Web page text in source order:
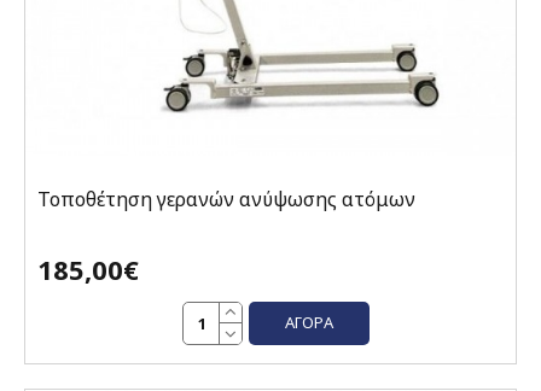
Τοποθέτηση γερανών ανύψωσης ατόμων
185,00€
ΑΓΟΡΆ